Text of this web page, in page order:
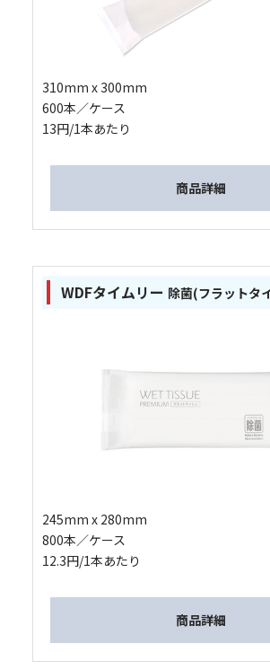
310mm x 300mm
600本／ケース
13円/1本あたり
商品詳細
WDFタイムリー 除菌(フラットタ
245mm x 280mm
800本／ケース
12.3円/1本あたり
商品詳細